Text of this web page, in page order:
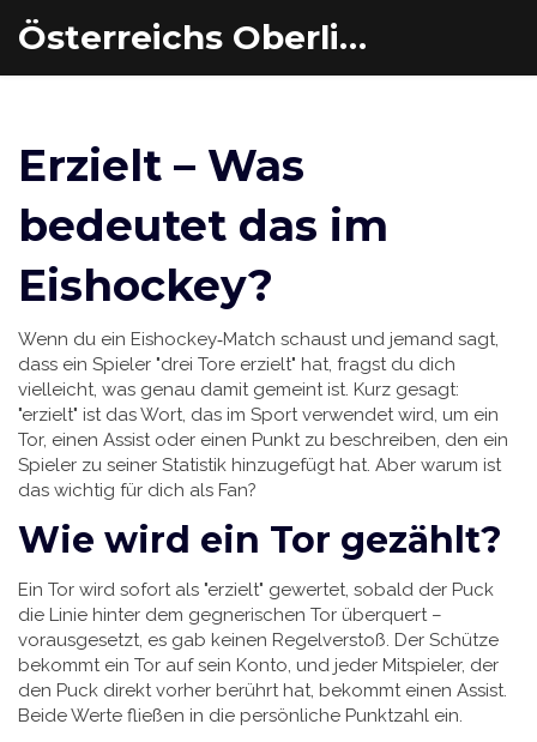
Österreichs Oberliga Eishockey
Erzielt – Was
bedeutet das im
Eishockey?
Wenn du ein Eishockey‑Match schaust und jemand sagt,
dass ein Spieler "drei Tore erzielt" hat, fragst du dich
vielleicht, was genau damit gemeint ist. Kurz gesagt:
"erzielt" ist das Wort, das im Sport verwendet wird, um ein
Tor, einen Assist oder einen Punkt zu beschreiben, den ein
Spieler zu seiner Statistik hinzugefügt hat. Aber warum ist
das wichtig für dich als Fan?
Wie wird ein Tor gezählt?
Ein Tor wird sofort als "erzielt" gewertet, sobald der Puck
die Linie hinter dem gegnerischen Tor überquert –
vorausgesetzt, es gab keinen Regelverstoß. Der Schütze
bekommt ein Tor auf sein Konto, und jeder Mitspieler, der
den Puck direkt vorher berührt hat, bekommt einen Assist.
Beide Werte fließen in die persönliche Punktzahl ein.